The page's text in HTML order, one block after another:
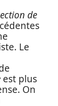
de
Le
est plus
On